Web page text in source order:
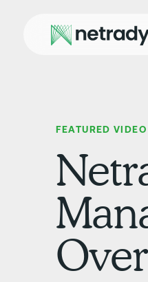
FEATURED VIDEO